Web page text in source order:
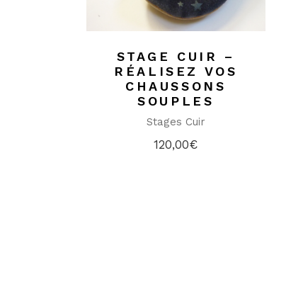
STAGE CUIR –
RÉALISEZ VOS
CHAUSSONS
SOUPLES
Stages Cuir
120,00€